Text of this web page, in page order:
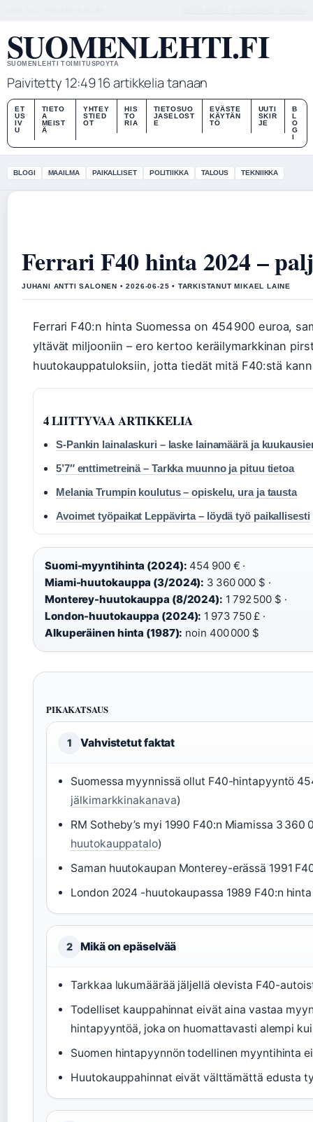
SUOMENLEHTI.FI
SUOMENLEHTI TOIMITUSPOYTA
Paivitetty 12:4916 artikkelia tanaan
ET
US
IV
U
TIETO
A
MEIST
Ä
YHTEY
STIED
OT
HIS
TO
RIA
TIETOSUO
JASELOST
E
EVÄSTE
KÄYTÄN
TÖ
UUTI
SKIR
JE
B
L
O
G
I
BLOGI MAAILMA PAIKALLISET POLITIIKKA TALOUS TEKNIIKKA
Ferrari F40 hinta 2024 –
JUHANI ANTTI SALONEN • 2026-06-25 • TARKISTANUT MIKAEL LAINE
Ferrari F40:n hinta Suomessa on 454 900 euroa,
yltävät miljooniin – ero kertoo keräilymarkkinan
huutokauppatuloksiin, jotta tiedät mitä F40:stä
4 LIITTYVAA ARTIKKELIA
S-Pankin lainalaskuri – laske lainamäärä ja
5’7″ enttimetreinä – Tarkka muunno ja pituu tietoa
Melania Trumpin koulutus – opiskelu, ura ja tausta
Avoimet työpaikat Leppävirta – löydä työ paikallisesti
Suomi-myyntihinta (2024): 454 900 € ·
Miami-huutokauppa (3/2024): 3 360 000 $ ·
Monterey-huutokauppa (8/2024): 1 792 500 $ ·
London-huutokauppa (2024): 1 973 750 £ ·
Alkuperäinen hinta (1987): noin 400 000 $
PIKAKATSAUS
1 Vahvistetut faktat
Suomessa myynnissä ollut F40-hintapyyntö
jälkimarkkinakanava)
RM Sotheby’s myi 1990 F40:n Miamissa 3 360
huutokauppatalo)
Saman huutokaupan Monterey-erässä 1991
London 2024 -huutokaupassa 1989 F40:n
2 Mikä on epäselvää
Tarkkaa lukumäärää jäljellä olevista F40-
Todelliset kauppahinnat eivät aina vastaa
hintapyyntöä, joka on huomattavasti alempi
Suomen hintapyynnön todellinen myyntihinta
Huutokauppahinnat eivät välttämättä edusta